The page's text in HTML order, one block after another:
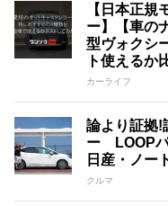
【日本正規
ー】【車の
型ヴォクシ
ト使えるか
カーライフ
論より証拠!
ー LOOPパ
日産・ノー
クルマ